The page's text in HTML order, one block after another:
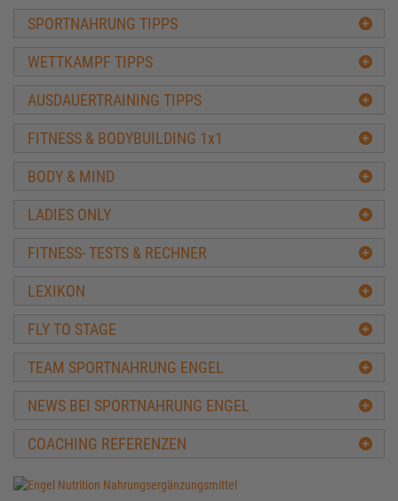
Pyramidentraining
8x8 Training Vince Gironda
15x4 Trainingsplan
Serge Nubret Professional-Training
Training in der Bodybuilding Off-Season
Ernährung & Training Masseaufbau
Muskelaufbau mit über 40
Full-Body-Training
Minimalist Trainingsplan
Muskelfaser Training
Diät & Fettabbau
Kraftaufbau
Verbesserung einzelner Muskelgruppen
Heimtraining
Sonstige Trainingspläne
SPORTNAHRUNG TIPPS
WETTKAMPF TIPPS
AUSDAUERTRAINING TIPPS
FITNESS & BODYBUILDING 1x1
BODY & MIND
LADIES ONLY
FITNESS- TESTS & RECHNER
LEXIKON
FLY TO STAGE
TEAM SPORTNAHRUNG ENGEL
NEWS BEI SPORTNAHRUNG ENGEL
COACHING REFERENZEN